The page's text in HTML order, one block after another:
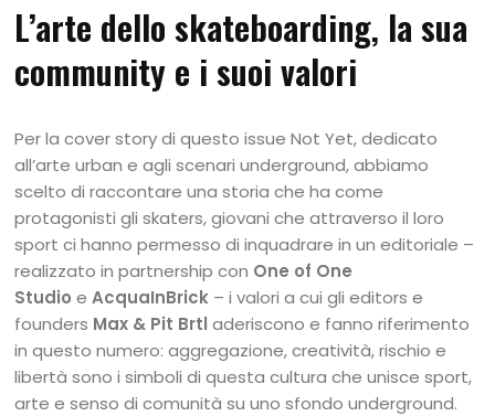
L’arte dello skateboarding, la sua
community e i suoi valori
Per la cover story di questo issue Not Yet, dedicato
all’arte urban e agli scenari underground, abbiamo
scelto di raccontare una storia che ha come
protagonisti gli skaters, giovani che attraverso il loro
sport ci hanno permesso di inquadrare in un editoriale –
realizzato in partnership con One of One
Studio eAcquaInBrick – i valori a cui gli editors e
founders Max & Pit Brtl aderiscono e fanno riferimento
in questo numero: aggregazione, creatività, rischio e
libertà sono i simboli di questa cultura che unisce sport,
arte e senso di comunità su uno sfondo underground.